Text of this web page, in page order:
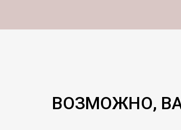
ВОЗМОЖНО,